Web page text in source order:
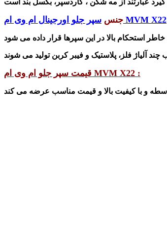
جنس سپر جلو اورجینال ام وی ام MVM X22
قیمت سپر جلو ام وی ام MVM X22 :